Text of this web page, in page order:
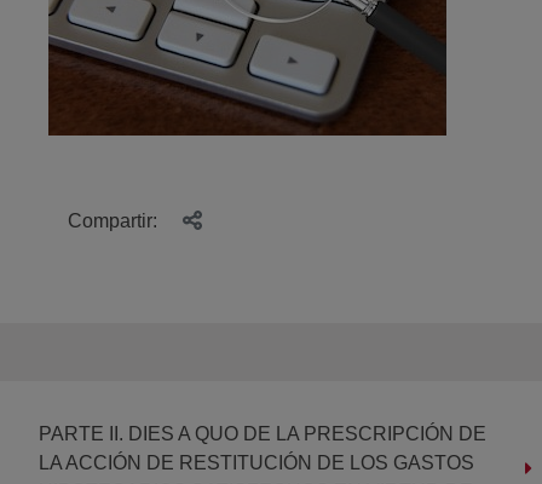
Compartir:
PARTE II. DIES A QUO DE LA PRESCRIPCIÓN DE
LA ACCIÓN DE RESTITUCIÓN DE LOS GASTOS